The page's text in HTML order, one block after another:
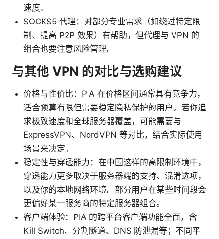
速度。
SOCKS5 代理：对部分专业需求（如绕过特定限
制、提高 P2P 效果）有帮助，但代理与 VPN 的
组合也要注意风险管理。
与其他 VPN 的对比与选购建议
价格与性价比：PIA 在价格区间通常具有竞争力，
适合预算有限但需要稳定隐私保护的用户。若你追
求极致速度和全球服务器覆盖，可能需要与
ExpressVPN、NordVPN 等对比，结合实际使用
场景来决定。
稳定性与穿透能力：在中国这样的高限制环境中，
穿透能力更多取决于服务器端的支持、混淆选项，
以及你的本地网络环境。部分用户在某些时间段会
更偏好某一服务商的特定服务器组合。
客户端体验：PIA 的跨平台客户端功能全面，含
Kill Switch、分割隧道、DNS 防泄漏等；不同平